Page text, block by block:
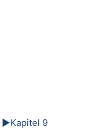
▶︎Kapitel 9